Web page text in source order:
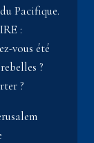
Pacifique.
:
vous été
?
?